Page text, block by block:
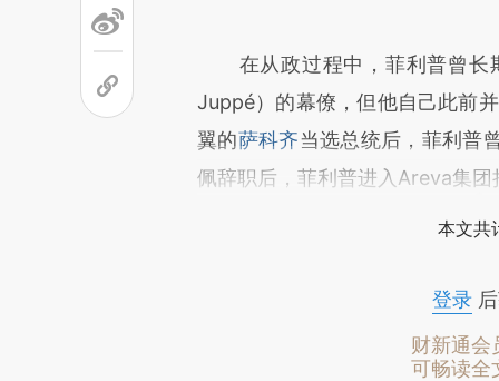
在从政过程中，菲利普曾长
Juppé）的幕僚，但他自己此前
翼的萨科齐当选总统后，菲利普
佩辞职后，菲利普进入Areva集团
本文共
登录后
财新通会
可畅读全